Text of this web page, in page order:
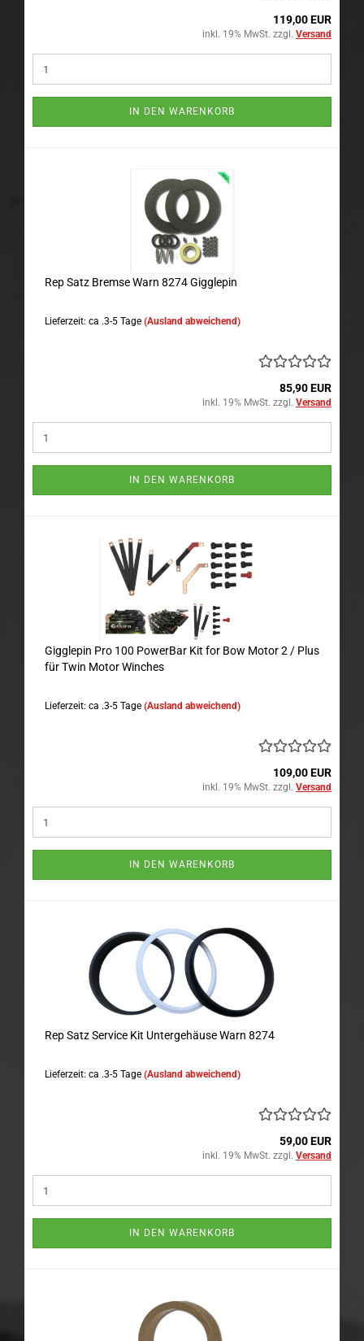
119,00 EUR
inkl. 19% MwSt. zzgl. Versand
IN DEN WARENKORB
Rep Satz Bremse Warn 8274 Gigglepin
Lieferzeit: ca .3-5 Tage (Ausland abweichend)
85,90 EUR
inkl. 19% MwSt. zzgl. Versand
IN DEN WARENKORB
Gigglepin Pro 100 PowerBar Kit for Bow Motor 2 / Plus
für Twin Motor Winches
Lieferzeit: ca .3-5 Tage (Ausland abweichend)
109,00 EUR
inkl. 19% MwSt. zzgl. Versand
IN DEN WARENKORB
Rep Satz Service Kit Untergehäuse Warn 8274
Lieferzeit: ca .3-5 Tage (Ausland abweichend)
59,00 EUR
inkl. 19% MwSt. zzgl. Versand
IN DEN WARENKORB